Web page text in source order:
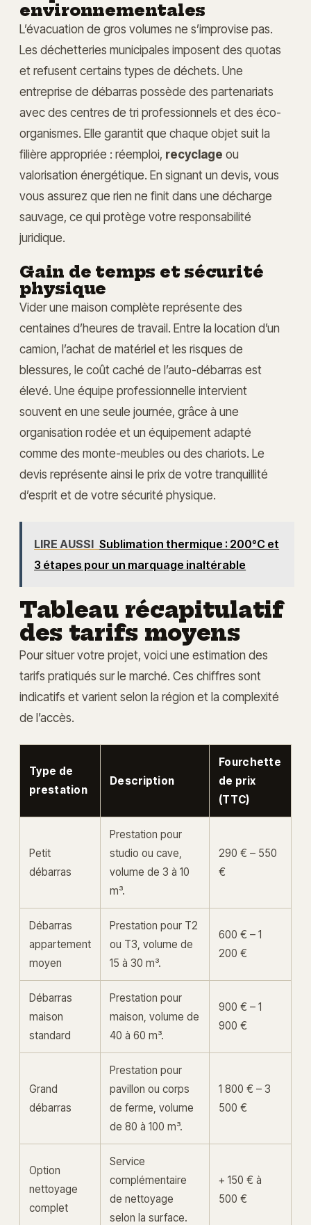
environnementales
L’évacuation de gros volumes ne s’improvise pas.
Les déchetteries municipales imposent des quotas
et refusent certains types de déchets. Une
entreprise de débarras possède des partenariats
avec des centres de tri professionnels et des éco-
organismes. Elle garantit que chaque objet suit la
filière appropriée : réemploi, recyclage ou
valorisation énergétique. En signant un devis, vous
vous assurez que rien ne finit dans une décharge
sauvage, ce qui protège votre responsabilité
juridique.
Gain de temps et sécurité
physique
Vider une maison complète représente des
centaines d’heures de travail. Entre la location d’un
camion, l’achat de matériel et les risques de
blessures, le coût caché de l’auto-débarras est
élevé. Une équipe professionnelle intervient
souvent en une seule journée, grâce à une
organisation rodée et un équipement adapté
comme des monte-meubles ou des chariots. Le
devis représente ainsi le prix de votre tranquillité
d’esprit et de votre sécurité physique.
LIRE AUSSI Sublimation thermique : 200°C et
3 étapes pour un marquage inaltérable
Tableau récapitulatif
des tarifs moyens
Pour situer votre projet, voici une estimation des
tarifs pratiqués sur le marché. Ces chiffres sont
indicatifs et varient selon la région et la complexité
de l’accès.
Type de
prestation
Description
Fourchette
de prix
(TTC)
Petit
débarras
Prestation pour
studio ou cave,
volume de 3 à 10
m³.
290 € – 550
€
Débarras
appartement
moyen
Prestation pour T2
ou T3, volume de
15 à 30 m³.
600 € – 1
200 €
Débarras
maison
standard
Prestation pour
maison, volume de
40 à 60 m³.
900 € – 1
900 €
Grand
débarras
Prestation pour
pavillon ou corps
de ferme, volume
de 80 à 100 m³.
1 800 € – 3
500 €
Option
nettoyage
complet
Service
complémentaire
de nettoyage
selon la surface.
+ 150 € à
500 €